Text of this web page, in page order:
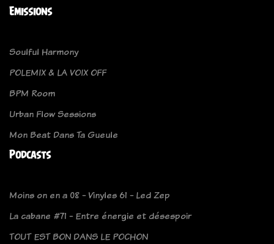
Emissions
Soulful Harmony
POLEMIX & LA VOIX OFF
BPM Room
Urban Flow Sessions
Mon Beat Dans Ta Gueule
Podcasts
Moins on en a 08 - Vinyles 61 - Led Zep
La cabane #71 - Entre énergie et désespoir
TOUT EST BON DANS LE POCHON